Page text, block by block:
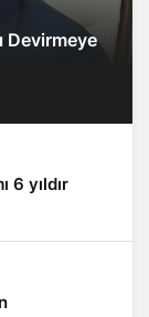
Devirmeye
6 yıldır